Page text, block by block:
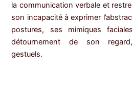
la communication verbale et
son incapacité à exprimer
postures, ses mimiques
détournement de son
gestuels.